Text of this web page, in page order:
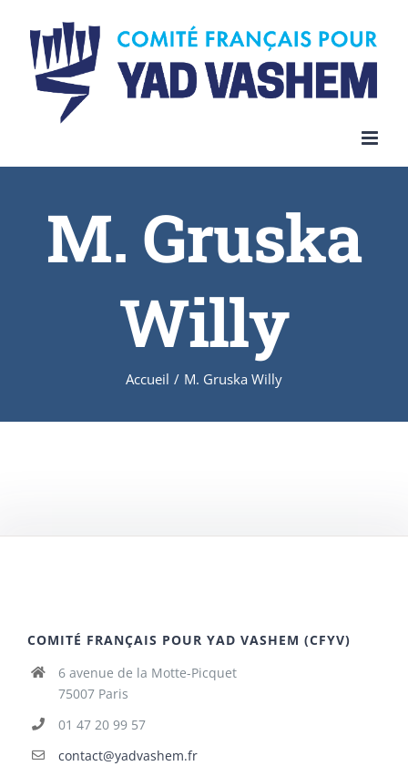
content
M. Gruska
Willy
Accueil / M. Gruska Willy
COMITÉ FRANÇAIS POUR YAD VASHEM (CFYV)
6 avenue de la Motte-Picquet
75007 Paris
01 47 20 99 57
contact@yadvashem.fr